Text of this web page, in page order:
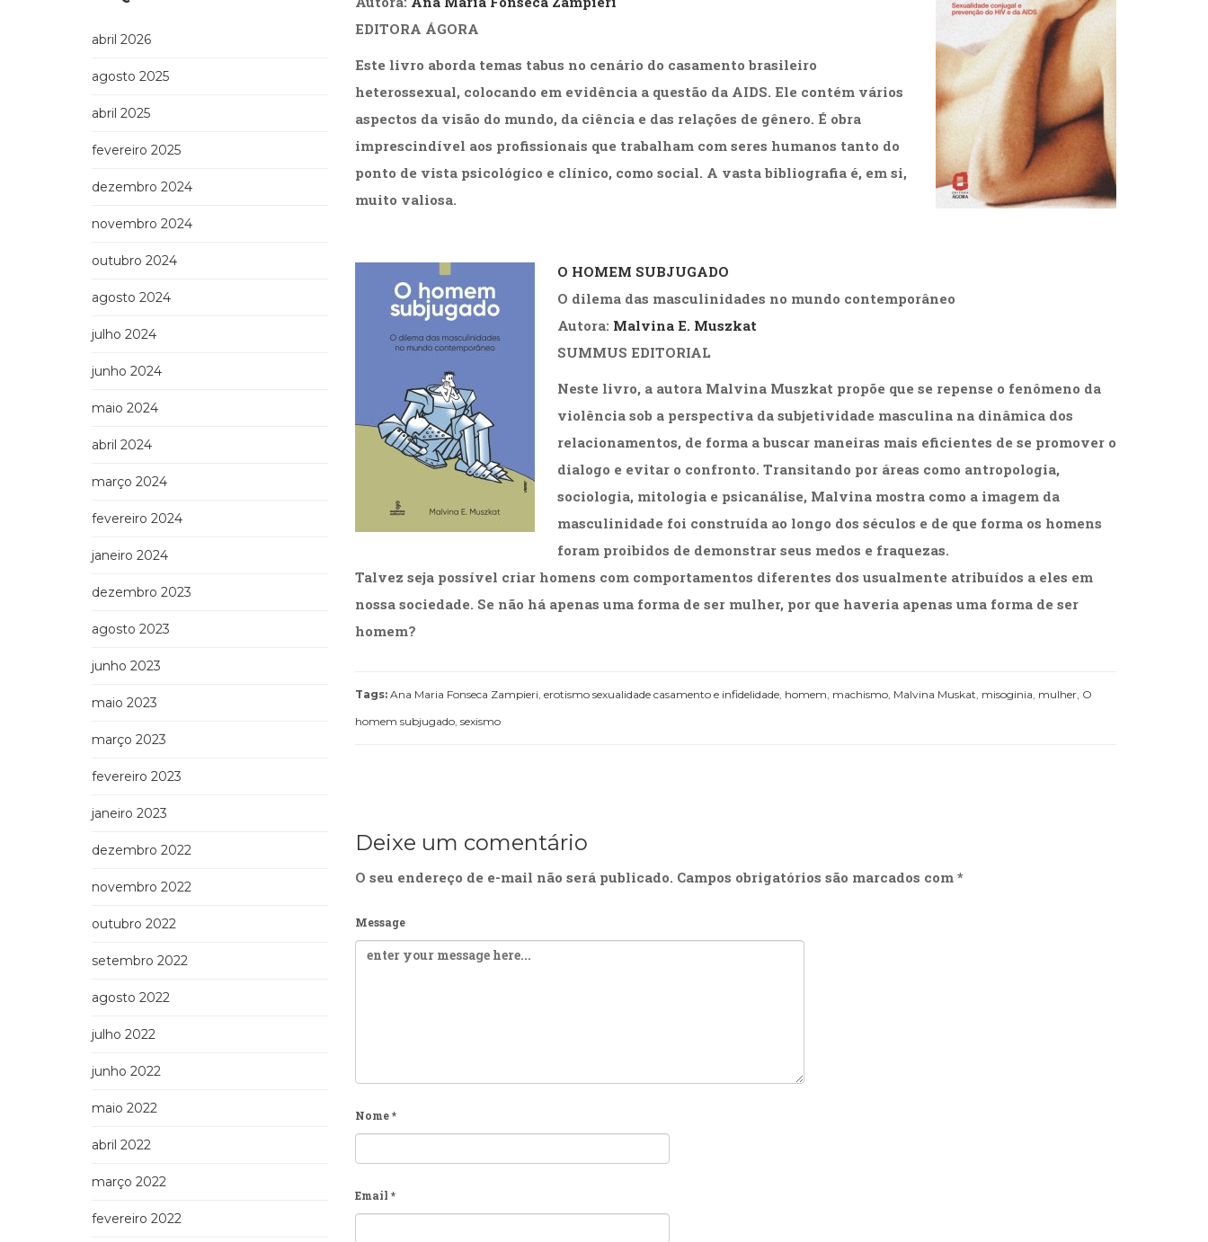
EDITORA ÁGORA
Este livro aborda temas tabus no cenário do casamento brasileiro
heterossexual, colocando em evidência a questão da AIDS. Ele contém vários
aspectos da visão do mundo, da ciência e das relações de gênero. É obra
imprescindível aos profissionais que trabalham com seres humanos tanto do
ponto de vista psicológico e clínico, como social. A vasta bibliografia é, em si,
muito valiosa.
O HOMEM SUBJUGADO
O dilema das masculinidades no mundo contemporâneo
Autora: Malvina E. Muszkat
SUMMUS EDITORIAL
Neste livro, a autora Malvina Muszkat propõe que se repense o fenômeno da
violência sob a perspectiva da subjetividade masculina na dinâmica dos
relacionamentos, de forma a buscar maneiras mais eficientes de se promover o
dialogo e evitar o confronto. Transitando por áreas como antropologia,
sociologia, mitologia e psicanálise, Malvina mostra como a imagem da
masculinidade foi construída ao longo dos séculos e de que forma os homens
foram proibidos de demonstrar seus medos e fraquezas.
Talvez seja possível criar homens com comportamentos diferentes dos usualmente atribuídos a eles em
nossa sociedade. Se não há apenas uma forma de ser mulher, por que haveria apenas uma forma de ser
homem?
Tags: Ana Maria Fonseca Zampieri erotismo sexualidade casamento e infidelidade, homem machismo, Malvina Muskat misoginia mulher, O
homem subjugado, sexismo
Deixe um comentário
O seu endereço de e-mail não será publicado. Campos obrigatórios são marcados com *
Message
Nome*
Email *
abril 2026
agosto 2025
abril 2025
fevereiro 2025
dezembro 2024
novembro 2024
outubro 2024
agosto 2024
julho 2024
junho 2024
maio 2024
abril 2024
março 2024
fevereiro 2024
janeiro 2024
dezembro 2023
agosto 2023
junho 2023
maio 2023
março 2023
fevereiro 2023
janeiro 2023
dezembro 2022
novembro 2022
outubro 2022
setembro 2022
agosto 2022
julho 2022
junho 2022
maio 2022
abril 2022
março 2022
fevereiro 2022